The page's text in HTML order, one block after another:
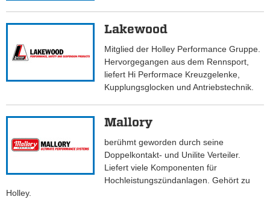
Lakewood
Mitglied der Holley Performance Gruppe.
Hervorgegangen aus dem Rennsport,
liefert Hi Performace Kreuzgelenke,
Kupplungsglocken und Antriebstechnik.
Mallory
berühmt geworden durch seine
Doppelkontakt- und Unilite Verteiler.
Liefert viele Komponenten für
Hochleistungszündanlagen. Gehört zu
Holley.